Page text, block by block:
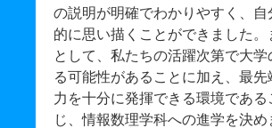
の説明が明確でわかりやすく、
的に思い描くことができました
として、私たちの活躍次第で大
る可能性があることに加え、最
力を十分に発揮できる環境であ
じ、情報数理学科への進学を決め